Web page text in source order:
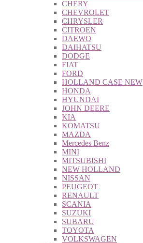
CHERY
CHEVROLET
CHRYSLER
CITROEN
DAEWO
DAIHATSU
DODGE
FIAT
FORD
HOLLAND CASE NEW
HONDA
HYUNDAI
JOHN DEERE
KIA
KOMATSU
MAZDA
Mercedes Benz
MINI
MITSUBISHI
NEW HOLLAND
NISSAN
PEUGEOT
RENAULT
SCANIA
SUZUKI
SUBARU
TOYOTA
VOLKSWAGEN